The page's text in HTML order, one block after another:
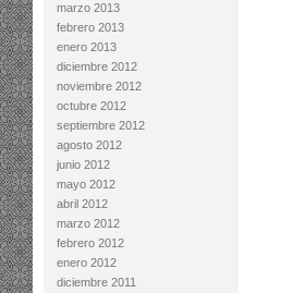
marzo 2013
febrero 2013
enero 2013
diciembre 2012
noviembre 2012
octubre 2012
septiembre 2012
agosto 2012
junio 2012
mayo 2012
abril 2012
marzo 2012
febrero 2012
enero 2012
diciembre 2011